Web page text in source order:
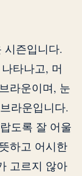
시즌입니다.
타나고, 머
라운이며, 눈
라운입니다.
도록 잘 어울
하고 어시한
고르지 않아